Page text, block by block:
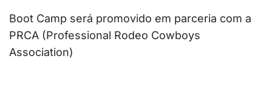
Boot Camp será promovido em parceria com a
PRCA (Professional Rodeo Cowboys
Association)